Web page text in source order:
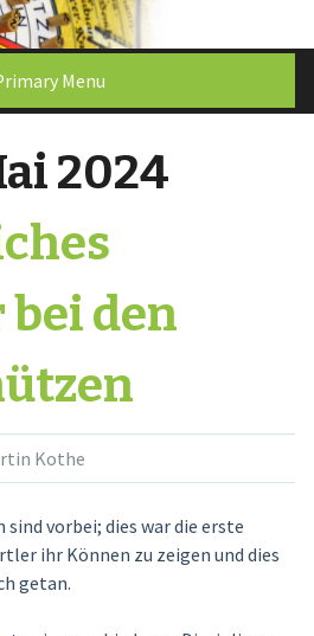
Menu
2024
den
Kothe
vorbei; dies war die erste
ihr Können zu zeigen und dies
getan.